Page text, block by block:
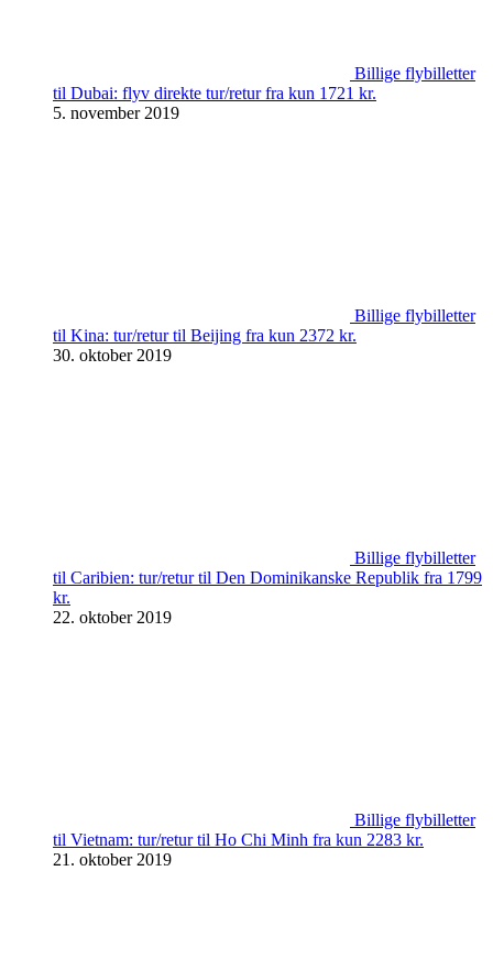
Billige flybilletter
til Dubai: flyv direkte tur/retur fra kun 1721 kr.
5. november 2019
Billige flybilletter
til Kina: tur/retur til Beijing fra kun 2372 kr.
30. oktober 2019
Billige flybilletter
til Caribien: tur/retur til Den Dominikanske Republik fra 1799
kr.
22. oktober 2019
Billige flybilletter
til Vietnam: tur/retur til Ho Chi Minh fra kun 2283 kr.
21. oktober 2019